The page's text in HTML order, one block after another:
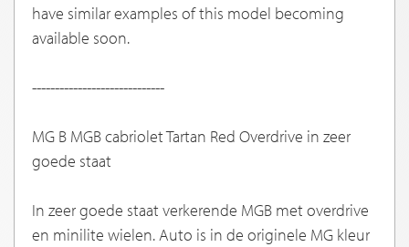
have similar examples of this model becoming
available soon.
-----------------------------
MG B MGB cabriolet Tartan Red Overdrive in zeer
goede staat
In zeer goede staat verkerende MGB met overdrive
en minilite wielen. Auto is in de originele MG kleur